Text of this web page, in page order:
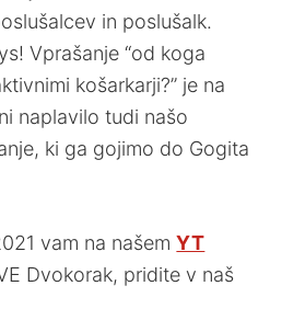
in poslušalk.
Vprašanje “od koga
košarkarji?” je na
naplavilo tudi našo
ki ga gojimo do Gogita
vam na našemYT
Dvokorak, pridite v naš